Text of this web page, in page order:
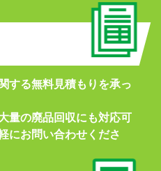
する無料見積もりを承っ
量の廃品回収にも対応可
にお問い合わせくださ